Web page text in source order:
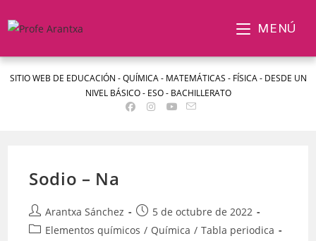
SITIO WEB DE EDUCACIÓN - QUÍMICA - MATEMÁTICAS - FÍSICA - DESDE UN
NIVEL BÁSICO - ESO - BACHILLERATO
MENÚ
Sodio – Na
Arantxa Sánchez
5 de octubre de 2022
Elementos químicos / Química / Tabla periodica